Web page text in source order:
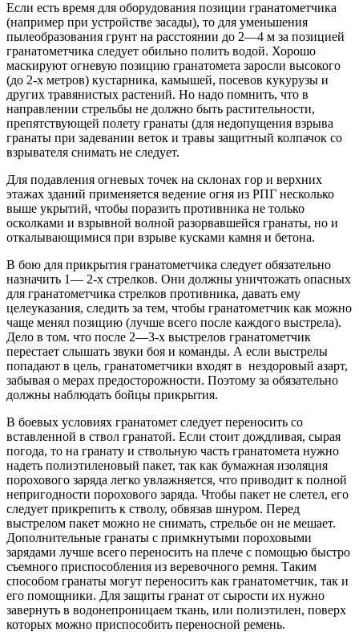
Если есть время для оборудования позиции гранатометчика
(например при устройстве засады), то для уменьшения
пылеобразования грунт на расстоянии до 2—4 м за позицией
гранатометчика следует обильно полить водой. Хорошо
маскируют огневую позицию гранатомета заросли высокого
(до 2-х метров) кустарника, камышей, посевов кукурузы и
других травянистых растений. Но надо помнить, что в
направлении стрельбы не должно быть растительности,
препятствующей полету гранаты (для недопущения взрыва
гранаты при задевании веток и травы защитный колпа­чок со
взрывателя снимать не следует.
Для подавления огневых точек на склонах гор и верхних
этажах зданий применяется ведение огня из РПГ несколько
выше укрытий, чтобы поразить противника не только
осколками и взрывной волной разорвавшейся гранаты, но и
откалывающимися при взрыве кусками камня и бетона.
В бою для прикрытия гранатометчика следует обязательно
назначить 1— 2-х стрелков. Они должны уничтожать опасных
для гранатометчика стрелков противника, давать ему
целеуказания, следить за тем, чтобы гранатометчик как можно
чаще менял позицию (лучше всего после каждого выстрела).
Дело в том. что после 2—3-х выстрелов гранатометчик
перестает слышать звуки боя и команды. А если выстрелы
попадают в цель, гранатометчики входят в нездоровый азарт,
забывая о мерах предосторожности. Поэтому за обязательно
должны наблюдать бойцы прикрытия.
В боевых условиях гранатомет следует переносить со
вставленной в ствол гранатой. Если стоит дождливая, сырая
погода, то на гранату и ствольную часть гранатомета нужно
надеть полиэтиленовый пакет, так как бумажная изоляция
порохового заряда легко увлажняется, что приводит к полной
непригодности порохового заряда. Чтобы пакет не слетел, его
следует прикрепить к стволу, обвязав шнуром. Перед
выстрелом пакет можно не снимать, стрельбе он не мешает.
Дополнительные гранаты с примкнутыми пороховыми
зарядами лучше всего переносить на плече с помощью быстро
съемного приспособления из веревочного ремня. Таким
способом гранаты могут переносить как гранатометчик, так и
его помощники. Для защиты гранат от сырости их нужно
завернуть в водонепроницаем ткань, или полиэтилен, поверх
которых можно приспособить переносной ремень.